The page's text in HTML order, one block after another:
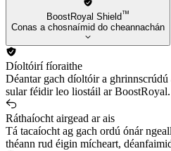
BoostRoyal Shield™
Conas a chosnaímid do cheannachán
Díoltóirí fíoraithe
Déantar gach díoltóir a
sular féidir leo liostáil ar BoostRoyal.
Ráthaíocht airgead ar ais
Tá tacaíocht ag gach ordú ónár
théann rud éigin mícheart,